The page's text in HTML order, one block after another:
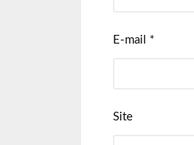
E-mail *
Site